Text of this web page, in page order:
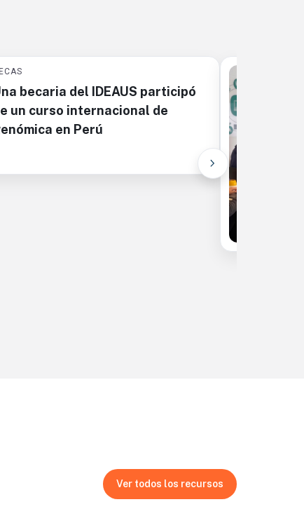
becaria del IDEAUS participó
un curso internacional de
en Perú
Ver todos los recursos